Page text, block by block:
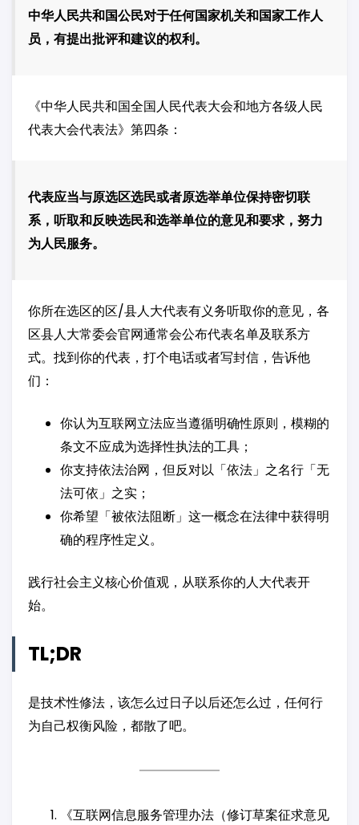
中华人民共和国公民对于任何国家机关和国家工作人
员，有提出批评和建议的权利。
《中华人民共和国全国人民代表大会和地方各级人民
代表大会代表法》第四条：
代表应当与原选区选民或者原选举单位保持密切联
系，听取和反映选民和选举单位的意见和要求，努力
为人民服务。
你所在选区的区/县人大代表有义务听取你的意见，各
区县人大常委会官网通常会公布代表名单及联系方
式。找到你的代表，打个电话或者写封信，告诉他
们：
你认为互联网立法应当遵循明确性原则，模糊的
条文不应成为选择性执法的工具；
你支持依法治网，但反对以「依法」之名行「无
法可依」之实；
你希望「被依法阻断」这一概念在法律中获得明
确的程序性定义。
践行社会主义核心价值观，从联系你的人大代表开
始。
TL;DR
是技术性修法，该怎么过日子以后还怎么过，任何行
为自己权衡风险，都散了吧。
《互联网信息服务管理办法（修订草案征求意见